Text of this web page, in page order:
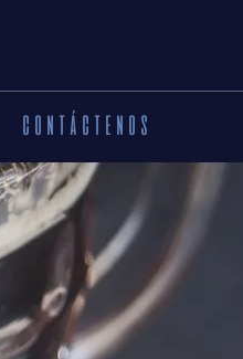
CONTÁCTENOS